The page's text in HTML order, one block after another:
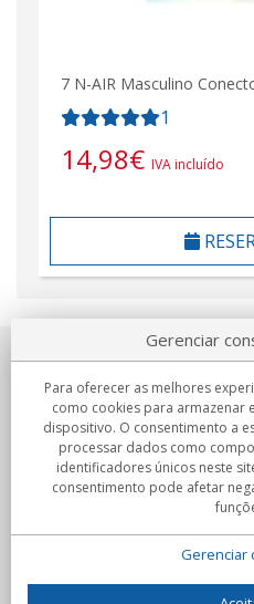
7 N-AIR Masculino
1
14,98€ IVA incluído
Sobre nosotros
Compromissos
Compras
Gerenciar
Para oferecer as melhores
como cookies para armazenar
dispositivo. O consentimento a
processar dados como
identificadores únicos neste
consentimento pode afetar
Gerenciar